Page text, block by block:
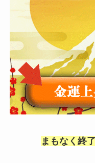
まもなく終